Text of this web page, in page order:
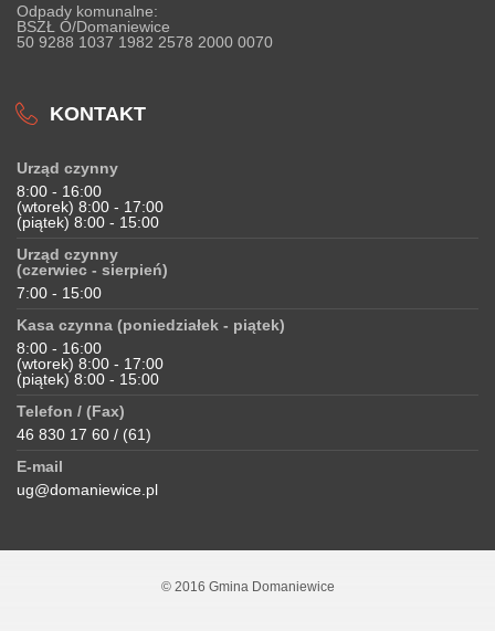
Odpady komunalne:
BSZŁ O/Domaniewice
50 9288 1037 1982 2578 2000 0070
KONTAKT
Urząd czynny
8:00 - 16:00
(wtorek) 8:00 - 17:00
(piątek) 8:00 - 15:00
Urząd czynny
(czerwiec - sierpień)
7:00 - 15:00
Kasa czynna (poniedziałek - piątek)
8:00 - 16:00
(wtorek) 8:00 - 17:00
(piątek) 8:00 - 15:00
Telefon / (Fax)
46 830 17 60 / (61)
E-mail
ug@domaniewice.pl
© 2016 Gmina Domaniewice